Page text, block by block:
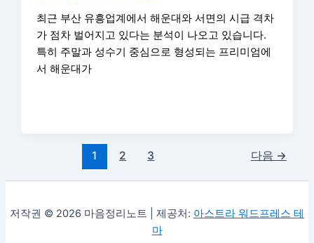
최근 부산 유흥업계에서 해운대와 서면의 시급 격차
가 점차 벌어지고 있다는 분석이 나오고 있습니다.
특히 주말과 성수기 중심으로 형성되는 프리미엄에
서 해운대가
1 2 3 다음 →
저작권 © 2026 마음정리노트 | 제공처: 아스트라 워드프레스 테
마